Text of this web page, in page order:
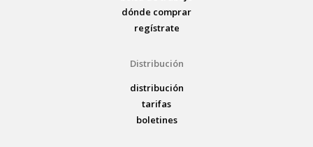
dónde comprar
regístrate
Distribución
distribución
tarifas
boletines